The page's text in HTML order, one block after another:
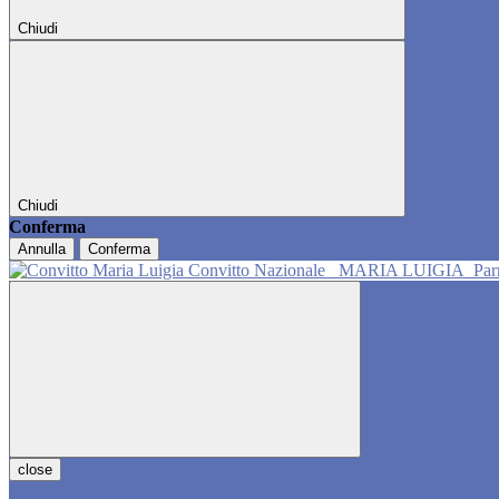
Chiudi
Chiudi
Conferma
Annulla Conferma
Convitto Nazionale MARIA LUIGIA
close